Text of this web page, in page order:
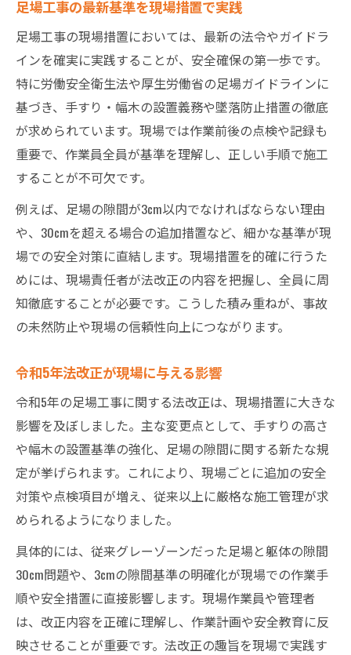
足場工事の最新基準を現場措置で実践
足場工事の現場措置においては、最新の法令やガイドラ
インを確実に実践することが、安全確保の第一歩です。
特に労働安全衛生法や厚生労働省の足場ガイドラインに
基づき、手すり・幅木の設置義務や墜落防止措置の徹底
が求められています。現場では作業前後の点検や記録も
重要で、作業員全員が基準を理解し、正しい手順で施工
することが不可欠です。
例えば、足場の隙間が3cm以内でなければならない理由
や、30cmを超える場合の追加措置など、細かな基準が現
場での安全対策に直結します。現場措置を的確に行うた
めには、現場責任者が法改正の内容を把握し、全員に周
知徹底することが必要です。こうした積み重ねが、事故
の未然防止や現場の信頼性向上につながります。
令和5年法改正が現場に与える影響
令和5年の足場工事に関する法改正は、現場措置に大きな
影響を及ぼしました。主な変更点として、手すりの高さ
や幅木の設置基準の強化、足場の隙間に関する新たな規
定が挙げられます。これにより、現場ごとに追加の安全
対策や点検項目が増え、従来以上に厳格な施工管理が求
められるようになりました。
具体的には、従来グレーゾーンだった足場と躯体の隙間
30cm問題や、3cmの隙間基準の明確化が現場での作業手
順や安全措置に直接影響します。現場作業員や管理者
は、改正内容を正確に理解し、作業計画や安全教育に反
映させることが重要です。法改正の趣旨を現場で実践す